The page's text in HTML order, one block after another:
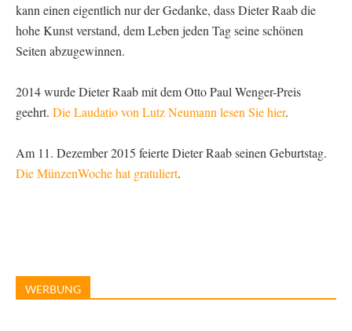
kann einen eigentlich nur der Gedanke, dass Dieter Raab die
hohe Kunst verstand, dem Leben jeden Tag seine schönen
Seiten abzugewinnen.
2014 wurde Dieter Raab mit dem Otto Paul Wenger-Preis
geehrt. Die Laudatio von Lutz Neumann lesen Sie hier.
Am 11. Dezember 2015 feierte Dieter Raab seinen Geburtstag.
Die MünzenWoche hat gratuliert.
WERBUNG